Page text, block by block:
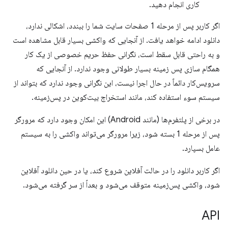
کاری انجام دهید.
اگر کاربر پس از مرحله 1 صفحات سایت شما را ببندد، اشکالی ندارد،
دانلود ادامه خواهد یافت. از آنجایی که واکشی بسیار قابل مشاهده است
و به راحتی قابل سقط است، نگرانی حفظ حریم خصوصی از یک کار
همگام سازی پس زمینه بسیار طولانی وجود ندارد. از آنجایی که
سرویس‌کار دائماً در حال اجرا نیست، این نگرانی وجود ندارد که بتواند از
سیستم سوء استفاده کند، مانند استخراج بیت‌کوین در پس‌زمینه.
در برخی از پلتفرم‌ها (مانند Android) این امکان وجود دارد که مرورگر
پس از مرحله 1 بسته شود، زیرا مرورگر می‌تواند واکشی را به سیستم
عامل بسپارد.
اگر کاربر دانلود را در حالت آفلاین شروع کند، یا در حین دانلود آفلاین
شود، واکشی پس‌زمینه متوقف می‌شود و بعداً از سر گرفته می‌شود.
API